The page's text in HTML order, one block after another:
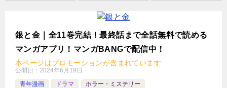
検
索
銀と金｜全11巻完結！最終話まで全話無料で読める
マンガアプリ！マンガBANGで配信中！
本ページはプロモーションが含まれています
公開日： 2024年6月19日
青年漫画
ドラマ ホラー・ミステリー